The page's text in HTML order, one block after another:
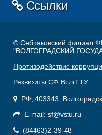
Ссылки
© Себряковский филиал
"ВОЛГОГРАДСКИЙ
Противодействие
Реквизиты СФ ВолгГТУ
РФ, 403343,
E-mail: sf@vstu.ru
(84463)2-39-48